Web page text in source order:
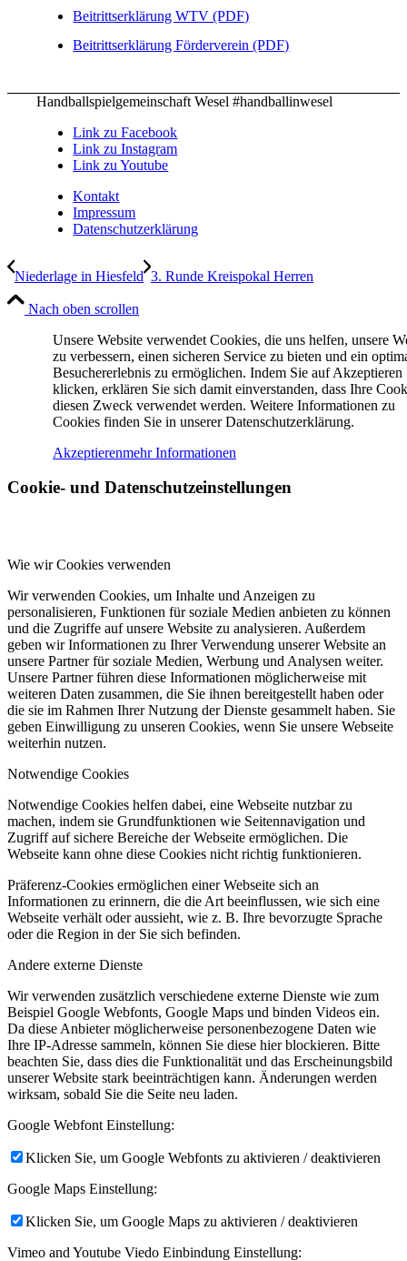
Beitrittserklärung WTV (PDF)
Beitrittserklärung Förderverein (PDF)
Handballspielgemeinschaft Wesel #handballinwesel
Link zu Facebook
Link zu Instagram
Link zu Youtube
Kontakt
Impressum
Datenschutzerklärung
Niederlage in Hiesfeld 3. Runde Kreispokal Herren
Nach oben scrollen
Unsere Website verwendet Cookies, die uns helfen, unsere
zu verbessern, einen sicheren Service zu bieten und ein
Besuchererlebnis zu ermöglichen. Indem Sie auf Akzeptieren
klicken, erklären Sie sich damit einverstanden, dass Ihre
diesen Zweck verwendet werden. Weitere Informationen zu
Cookies finden Sie in unserer Datenschutzerklärung.
Akzeptierenmehr Informationen
Cookie- und Datenschutzeinstellungen
Wie wir Cookies verwenden
Wir verwenden Cookies, um Inhalte und Anzeigen zu
personalisieren, Funktionen für soziale Medien anbieten zu können
und die Zugriffe auf unsere Website zu analysieren. Außerdem
geben wir Informationen zu Ihrer Verwendung unserer Website an
unsere Partner für soziale Medien, Werbung und Analysen weiter.
Unsere Partner führen diese Informationen möglicherweise mit
weiteren Daten zusammen, die Sie ihnen bereitgestellt haben oder
die sie im Rahmen Ihrer Nutzung der Dienste gesammelt haben. Sie
geben Einwilligung zu unseren Cookies, wenn Sie unsere Webseite
weiterhin nutzen.
Notwendige Cookies
Notwendige Cookies helfen dabei, eine Webseite nutzbar zu
machen, indem sie Grundfunktionen wie Seitennavigation und
Zugriff auf sichere Bereiche der Webseite ermöglichen. Die
Webseite kann ohne diese Cookies nicht richtig funktionieren.
Präferenz-Cookies ermöglichen einer Webseite sich an
Informationen zu erinnern, die die Art beeinflussen, wie sich eine
Webseite verhält oder aussieht, wie z. B. Ihre bevorzugte Sprache
oder die Region in der Sie sich befinden.
Andere externe Dienste
Wir verwenden zusätzlich verschiedene externe Dienste wie zum
Beispiel Google Webfonts, Google Maps und binden Videos ein.
Da diese Anbieter möglicherweise personenbezogene Daten wie
Ihre IP-Adresse sammeln, können Sie diese hier blockieren. Bitte
beachten Sie, dass dies die Funktionalität und das Erscheinungsbild
unserer Website stark beeinträchtigen kann. Änderungen werden
wirksam, sobald Sie die Seite neu laden.
Google Webfont Einstellung:
Klicken Sie, um Google Webfonts zu aktivieren / deaktivieren
Google Maps Einstellung:
Klicken Sie, um Google Maps zu aktivieren / deaktivieren
Vimeo and Youtube Viedo Einbindung Einstellung: